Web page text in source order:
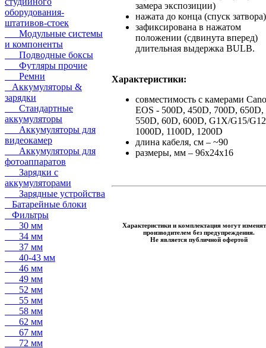
оборудования-
штативов-стоек
Модульные системы
и компоненты
Подводные боксы
Футляры прочие
Ремни
Аккумуляторы &
зарядки
Стандартные
аккумуляторы
Аккумуляторы для
видеокамер
Аккумуляторы для
фотоаппаратов
Зарядки с
аккумуляторами
Зарядные устройства
Батарейные блоки
Фильтры
30 мм
34 мм
37 мм
40-43 мм
46 мм
49 мм
52 мм
55 мм
58 мм
62 мм
67 мм
72 мм
замера экспозиции)
нажата до конца (спуск затвора)
зафиксирована в нажатом
положении (сдвинута вперед)
длительная выдержка BULB.
Характеристики:
совместимость с камерами
EOS - 500D, 450D, 700D, 650D,
550D, 60D, 600D, G1X/G15/
1000D, 1100D, 1200D
длина кабеля, см – ~90
размеры, мм – 96х24х16
Характеристики и комплектация могут
производителем без предупреждения.
Не является публичной офертой